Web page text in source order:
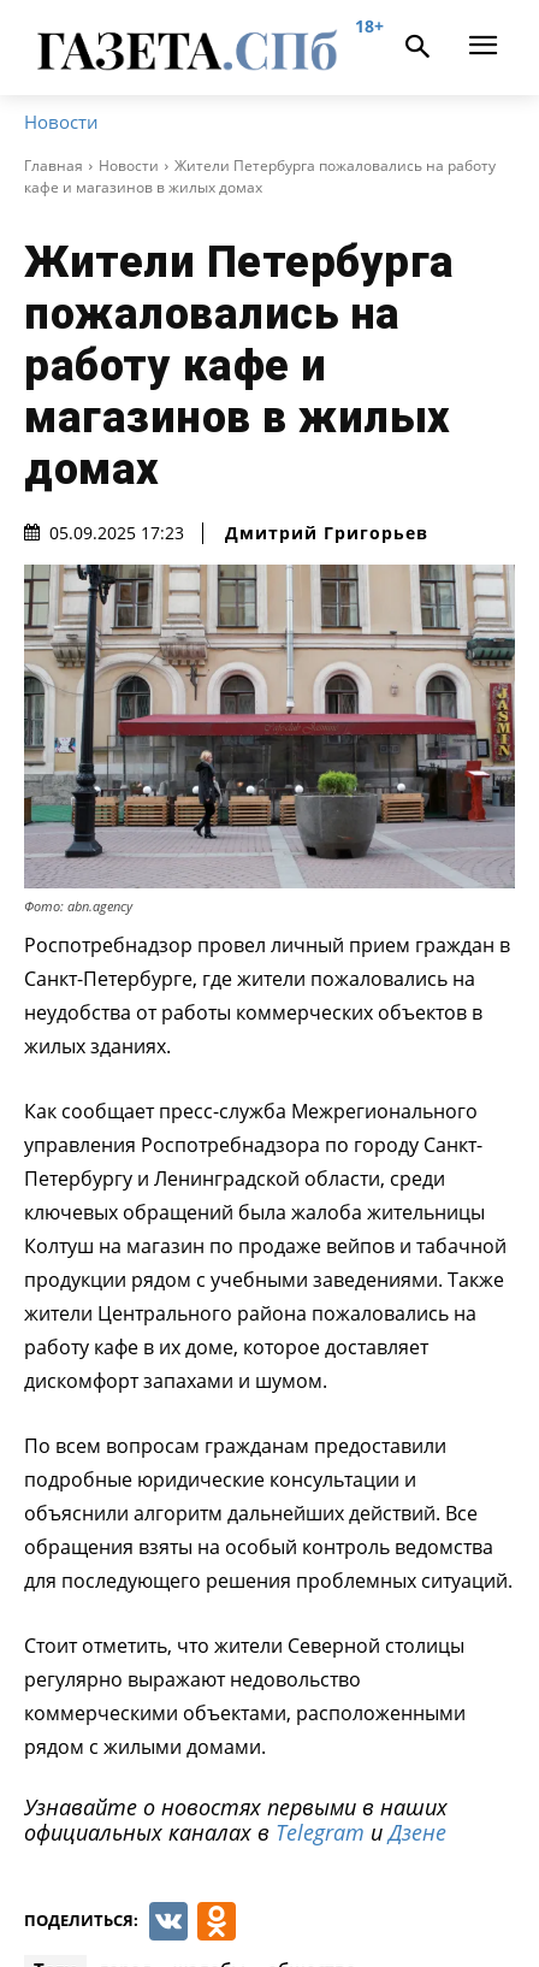
18+
Новости
Главная Новости
Жители Петербурга пожаловались на работу
кафе и магазинов в жилых домах
Жители Петербурга
пожаловались на
работу кафе и
магазинов в жилых
домах
05.09.2025 17:23 Дмитрий Григорьев
Фото: abn.agency
Роспотребнадзор провел личный прием граждан в
Санкт-Петербурге, где жители пожаловались на
неудобства от работы коммерческих объектов в
жилых зданиях.
Как сообщает пресс-служба Межрегионального
управления Роспотребнадзора по городу Санкт-
Петербургу и Ленинградской области, среди
ключевых обращений была жалоба жительницы
Колтуш на магазин по продаже вейпов и табачной
продукции рядом с учебными заведениями. Также
жители Центрального района пожаловались на
работу кафе в их доме, которое доставляет
дискомфорт запахами и шумом.
По всем вопросам гражданам предоставили
подробные юридические консультации и
объяснили алгоритм дальнейших действий. Все
обращения взяты на особый контроль ведомства
для последующего решения проблемных ситуаций.
Стоит отметить, что жители Северной столицы
регулярно выражают недовольство
коммерческими объектами, расположенными
рядом с жилыми домами.
Узнавайте о новостях первыми в наших
официальных каналах в Telegram иДзене
ПОДЕЛИТЬСЯ: VK